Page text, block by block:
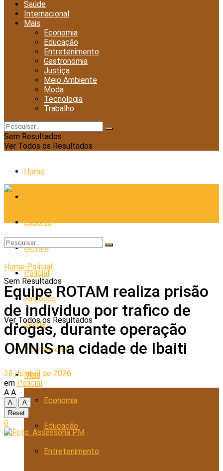
Saúde
Internacional
Mais
Economia
Educação
Entretenimento
Gastronomia
Justiça
Meio Ambiente
Moda
Tecnologia
Trabalho
Sem Resultados
Ver Todos os Resultados
Home
Esporte
Cultura
Policial
Famosos
Saúde
Internacional
Mais
Economia
Educação
Entretenimento
Sem Resultados
Ver Todos os Resultados
Home Policial
Equipe ROTAM realiza prisão
de individuo por trafico de
drogas, durante operação
OMNIS na cidade de Ibaiti
28 de abril de 2026
em Policial
A A
A
A
Reset
0